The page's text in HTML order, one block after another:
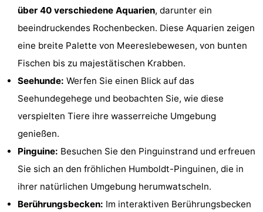
Spielplätze
Indoor-
Spielplätze
Bowling
Minigolfplätze
Wellness-
Zentren
Dörfer
&
Städte
Natur
Sport
-
über 40 verschiedene Aquarien, darunter ein
beeindruckendes Rochenbecken. Diese Aquarien zeigen
eine breite Palette von Meereslebewesen, von bunten
Fischen bis zu majestätischen Krabben.
Seehunde: Werfen Sie einen Blick auf das
Seehundegehege und beobachten Sie, wie diese
verspielten Tiere ihre wasserreiche Umgebung
genießen.
Pinguine: Besuchen Sie den Pinguinstrand und erfreuen
Sie sich an den fröhlichen Humboldt-Pinguinen, die in
ihrer natürlichen Umgebung herumwatscheln.
Berührungsbecken: Im interaktiven Berührungsbecken